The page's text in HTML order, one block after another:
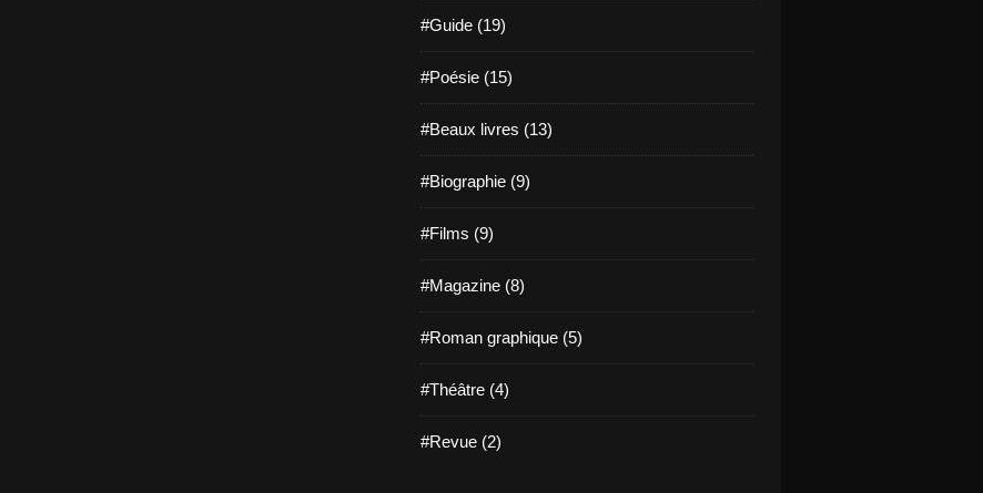
#Guide (19)
#Poésie (15)
#Beaux livres (13)
#Biographie (9)
#Films (9)
#Magazine (8)
#Roman graphique (5)
#Théâtre (4)
#Revue (2)